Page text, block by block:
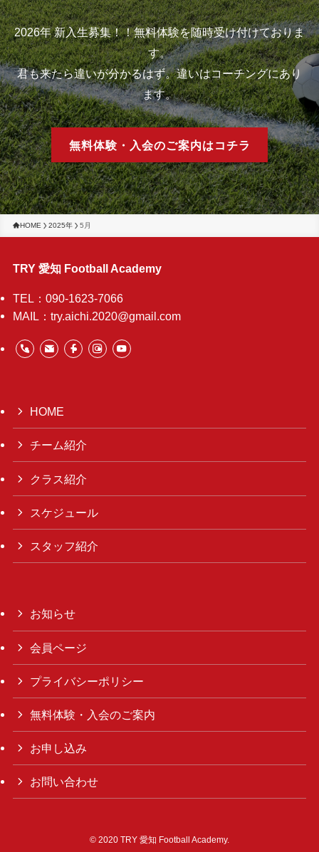
2026年 新入生募集！！無料体験を随時受け付けておりま
す。
君も来たら違いが分かるはず。違いはコーチングにあり
ます。
無料体験・入会のご案内はコチラ
HOME 2025年 5月
TRY 愛知 Football Academy
TEL：090-1623-7066
MAIL：try.aichi.2020@gmail.com
HOME
チーム紹介
クラス紹介
スケジュール
スタッフ紹介
お知らせ
会員ページ
プライバシーポリシー
無料体験・入会のご案内
お申し込み
お問い合わせ
© 2020 TRY 愛知 Football Academy.